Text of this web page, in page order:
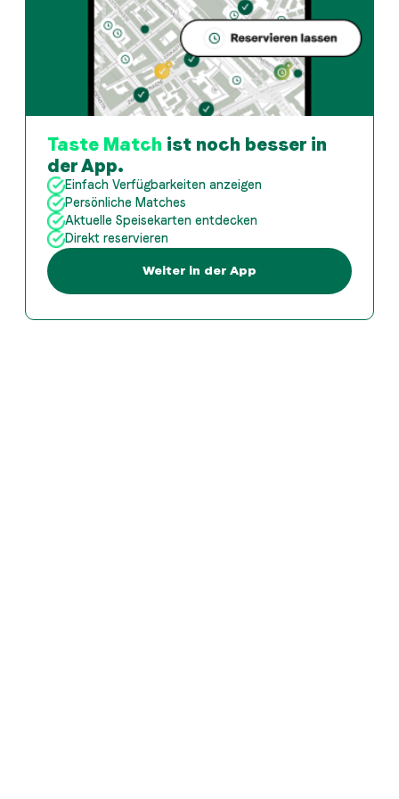
Taste Match ist noch besser in
der App.
Einfach Verfügbarkeiten anzeigen
Persönliche Matches
Aktuelle Speisekarten entdecken
Direkt reservieren
Weiter in der App